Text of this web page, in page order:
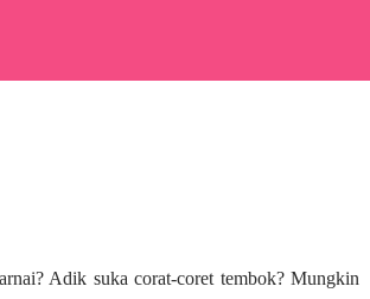
Adik suka corat-coret tembok? Mungkin